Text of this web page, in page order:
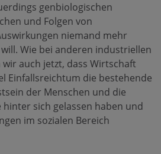
genbiologischen
und Folgen von
niemand mehr
Wie bei anderen industriellen
auch jetzt, dass Wirtschaft
Einfallsreichtum die bestehende
der Menschen und die
hinter sich gelassen haben und
im sozialen Bereich